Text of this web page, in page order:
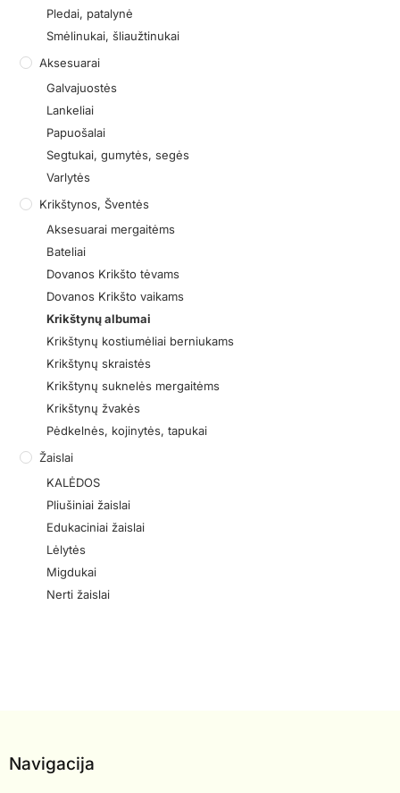
Pledai, patalynė
Smėlinukai, šliaužtinukai
Aksesuarai
Galvajuostės
Lankeliai
Papuošalai
Segtukai, gumytės, segės
Varlytės
Krikštynos, Šventės
Aksesuarai mergaitėms
Bateliai
Dovanos Krikšto tėvams
Dovanos Krikšto vaikams
Krikštynų albumai
Krikštynų kostiumėliai berniukams
Krikštynų skraistės
Krikštynų suknelės mergaitėms
Krikštynų žvakės
Pėdkelnės, kojinytės, tapukai
Žaislai
KALĖDOS
Pliušiniai žaislai
Edukaciniai žaislai
Lėlytės
Migdukai
Nerti žaislai
Navigacija